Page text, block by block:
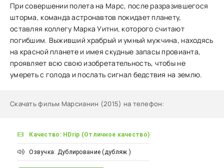
При совершении полета на Марс, после разразившегося
шторма, команда астронавтов покидает планету,
оставляя коллегу Марка Уитни, которого считают
погибшим. Выживший храбрый и умный мужчина, находясь
на красной планете и имея скудные запасы провианта,
проявляет всю свою изобретательность, чтобы не
умереть с голода и послать сигнал бедствия на землю.
Скачать фильм Марсианин (2015) на телефон:
Качество: HDrip (Отличное качество)
Озвучка: Дублирование (дубляж )